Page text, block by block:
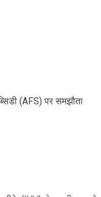
(AFS) पर समझौता